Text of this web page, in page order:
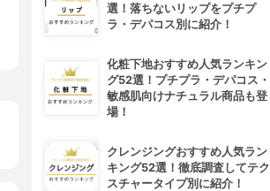
選！落ちないリップをプチプ
ラ・デパコス別に紹介！
化粧下地おすすめ人気ランキン
グ52選！プチプラ・デパコス・
敏感肌向けナチュラル商品も登
場！
クレンジングおすすめ人気ラン
キング52選！徹底調査してテク
スチャータイプ別に紹介！